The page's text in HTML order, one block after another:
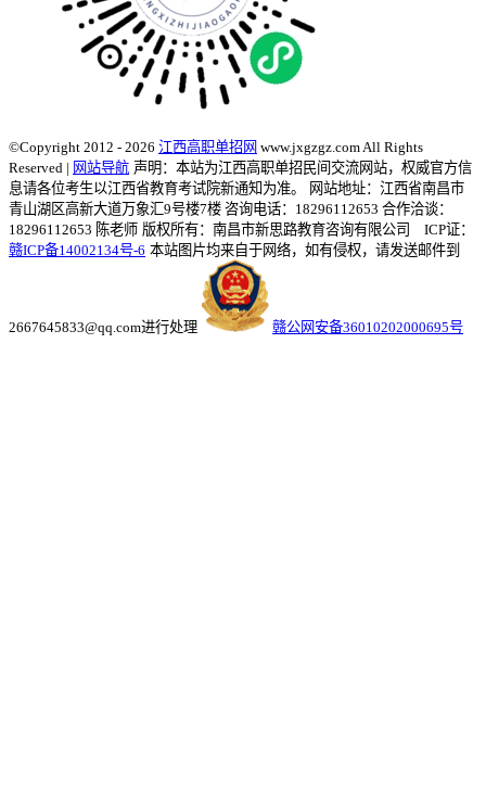
©Copyright 2012 - 2026 江西高职单招网 www.jxgzgz.com All Rights
Reserved | 网站导航 声明：本站为江西高职单招民间交流网站，权威官方信
息请各位考生以江西省教育考试院新通知为准。
网站地址：江西省南昌市
青山湖区高新大道万象汇9号楼7楼 咨询电话：18296112653 合作洽谈：
18296112653 陈老师 版权所有：南昌市新思路教育咨询有限公司 ICP证：
赣ICP备14002134号-6 本站图片均来自于网络，如有侵权，请发送邮件到
2667645833@qq.com进行处理 赣公网安备36010202000695号